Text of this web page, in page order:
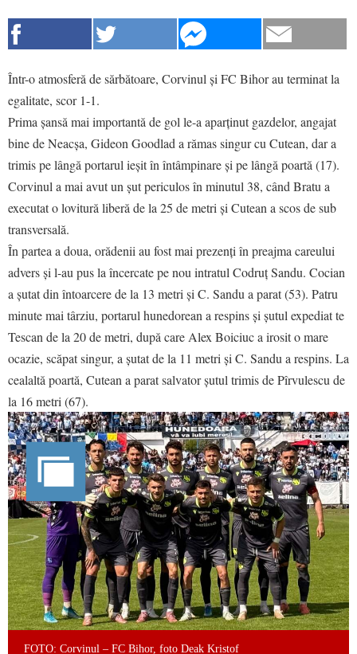
Într-o atmosferă de sărbătoare, Corvinul și FC Bihor au terminat la
egalitate, scor 1-1.
Prima șansă mai importantă de gol le-a aparținut gazdelor, angajat
bine de Neacșa, Gideon Goodlad a rămas singur cu Cutean, dar a
trimis pe lângă portarul ieșit în întâmpinare și pe lângă poartă (17).
Corvinul a mai avut un șut periculos în minutul 38, când Bratu a
executat o lovitură liberă de la 25 de metri și Cutean a scos de sub
transversală.
În partea a doua, orădenii au fost mai prezenți în preajma careului
advers și l-au pus la încercate pe nou intratul Codruț Sandu. Cocian
a șutat din întoarcere de la 13 metri și C. Sandu a parat (53). Patru
minute mai târziu, portarul hunedorean a respins și șutul expediat te
Tescan de la 20 de metri, după care Alex Boiciuc a irosit o mare
ocazie, scăpat singur, a șutat de la 11 metri și C. Sandu a respins. La
cealaltă poartă, Cutean a parat salvator șutul trimis de Pîrvulescu de
la 16 metri (67).
FOTO: Corvinul – FC Bihor, foto Deak Kristof